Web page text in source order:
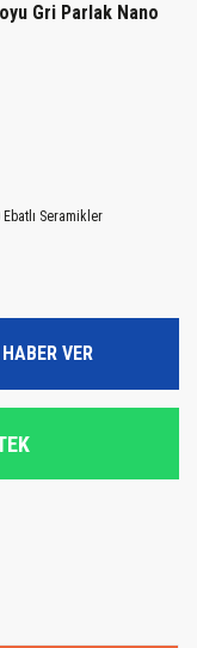
Gri Parlak Nano
Seramikler
VER